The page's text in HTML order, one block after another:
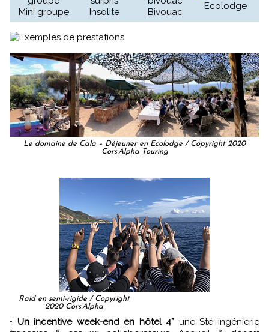
Mini groupe Insolite Bivouac
Ecolodge
Le domaine de Cala – Déjeuner en Ecolodge / Copyright 2020
Cors’Alpha Touring
Raid en semi-rigide / Copyright
2020 Cors’Alpha
• Un incentive week-end en hôtel 4* une Sté ingénierie